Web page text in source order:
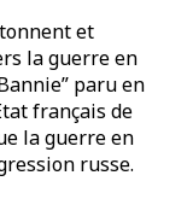
et
la guerre en
paru en
français de
la guerre en
russe.